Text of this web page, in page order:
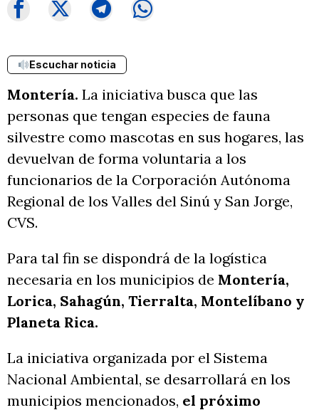
Escuchar noticia
Montería. La iniciativa busca que las
personas que tengan especies de fauna
silvestre como mascotas en sus hogares, las
devuelvan de forma voluntaria a los
funcionarios de la Corporación Autónoma
Regional de los Valles del Sinú y San Jorge,
CVS.
Para tal fin se dispondrá de la logística
necesaria en los municipios de Montería,
Lorica, Sahagún, Tierralta, Montelíbano y
Planeta Rica.
La iniciativa organizada por el Sistema
Nacional Ambiental, se desarrollará en los
municipios mencionados, el próximo